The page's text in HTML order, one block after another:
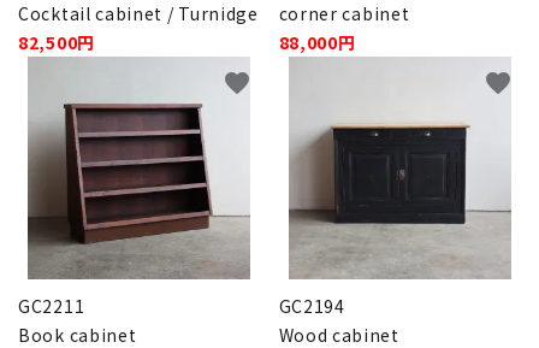
Cocktail cabinet / Turnidge
82,500円
corner cabinet
88,000円
GC2211
Book cabinet
favorite
GC2194
Wood cabinet
favorite